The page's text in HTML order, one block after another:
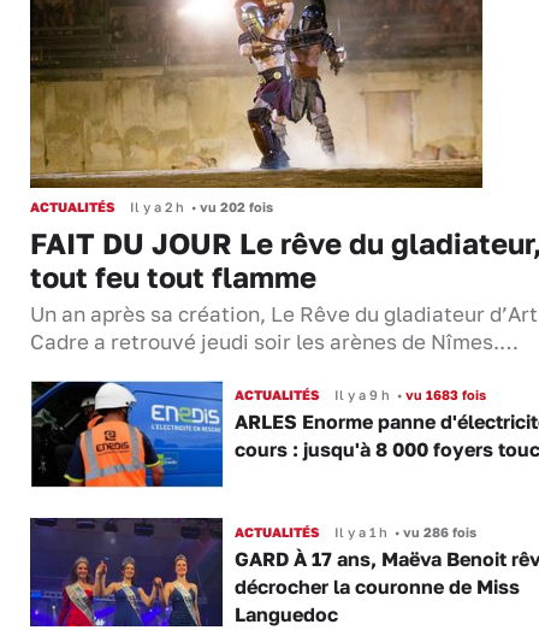
ACTUALITÉS Il y a 2 h • vu 202 fois
FAIT DU JOUR Le rêve du
tout feu tout flamme
Un an après sa création, Le Rêve du gladiateur
Cadre a retrouvé jeudi soir les arènes de Nîmes.…
ACTUALITÉS Il y a 9 h •vu 1683 fois
ARLES Enorme panne
cours : jusqu'à 8 000 foyers
ACTUALITÉS Il y a 1 h •vu 286 fois
GARD À 17 ans, Maëva Benoit
décrocher la couronne de Miss
Languedoc